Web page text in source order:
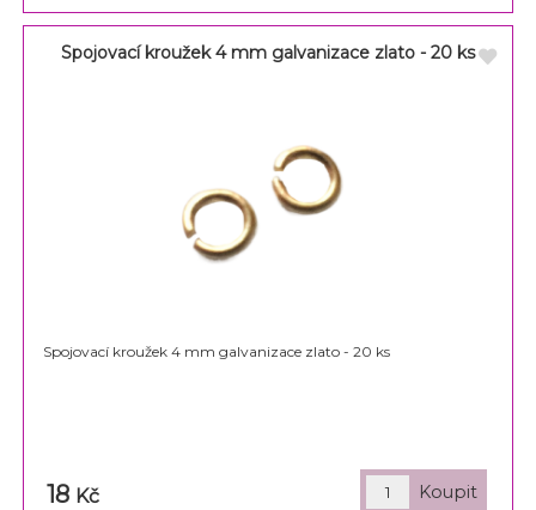
Spojovací kroužek 4 mm galvanizace zlato - 20 ks
Spojovací kroužek 4 mm galvanizace zlato - 20 ks
18 Kč